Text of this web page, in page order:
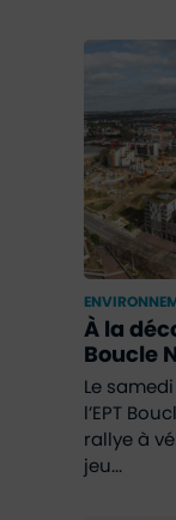
À la
Boucle
Le
l’EPT
rallye à
jeu...